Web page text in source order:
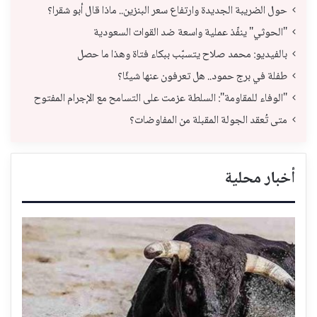
حول الضريبة الجديدة وارتفاع سعر البنزين.. ماذا قال أبو شقرا؟
"الحوثي" ينفّذ عملية واسعة ضد القوات السعودية
بالفيديو: محمد صلاح يتسبّب ببكاء فتاة وهذا ما حصل
طفلة في برج حمود.. هل تعرفون عنها شيئًا؟
"الوفاء للمقاومة": السلطة عزمت على التسامح مع الإجرام المفتوح
متى تُعقد الجولة المقبلة من المفاوضات؟
أخبار محلية